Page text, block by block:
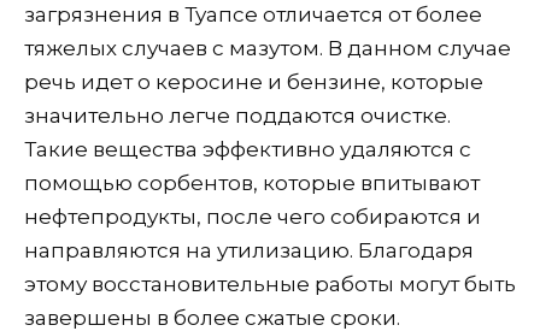
загрязнения в Туапсе отличается от более
тяжелых случаев с мазутом. В данном случае
речь идет о керосине и бензине, которые
значительно легче поддаются очистке.
Такие вещества эффективно удаляются с
помощью сорбентов, которые впитывают
нефтепродукты, после чего собираются и
направляются на утилизацию. Благодаря
этому восстановительные работы могут быть
завершены в более сжатые сроки.